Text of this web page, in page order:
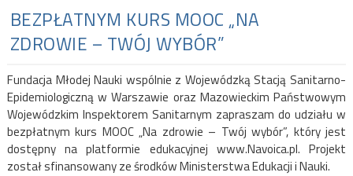
BEZPŁATNYM KURS MOOC „NA
ZDROWIE – TWÓJ WYBÓR”
Fundacja Młodej Nauki wspólnie z Wojewódzką Stacją Sanitarno-
Epidemiologiczną w Warszawie oraz Mazowieckim Państwowym
Wojewódzkim Inspektorem Sanitarnym zapraszam do udziału w
bezpłatnym kurs MOOC „Na zdrowie – Twój wybór”, który jest
dostępny na platformie edukacyjnej www.Navoica.pl. Projekt
został sfinansowany ze środków Ministerstwa Edukacji i Nauki.